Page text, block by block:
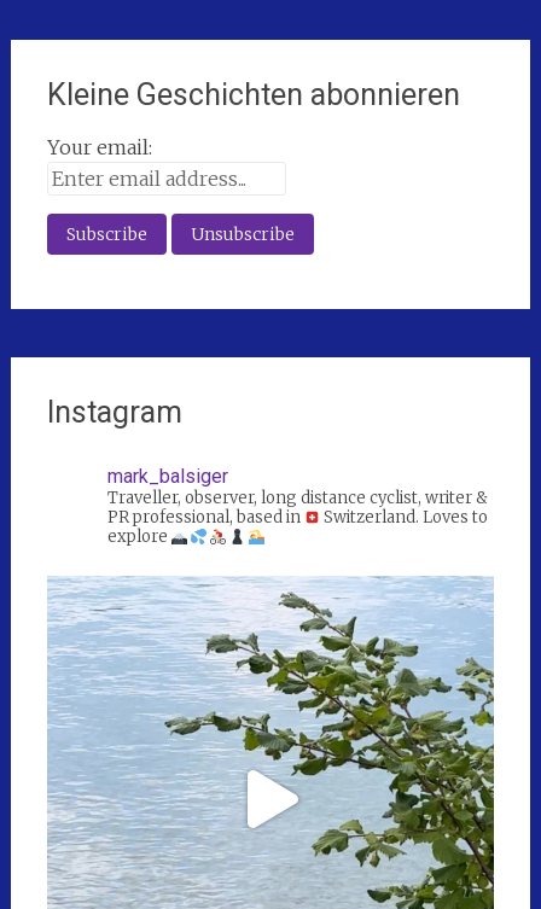
Kleine Geschichten abonnieren
Your email:
Instagram
mark_balsiger
Traveller, observer, long distance cyclist, writer &
PR professional, based in
Switzerland. Loves to
explore